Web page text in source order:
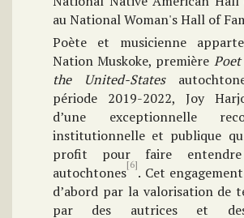
au National Woman's Hall of
Poète et musicienne
Nation Muskoke, première
the United-States
période 2019-2022, Joy
d’une exceptionnelle
institutionnelle et publique
profit pour faire
autochtones[6]. Cet
d’abord par la valorisation de
par des autrices et